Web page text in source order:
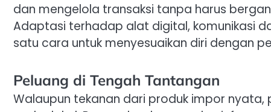
dan mengelola transaksi tanpa harus
Adaptasi terhadap alat digital, komunikasi
satu cara untuk menyesuaikan diri dengan
Peluang di Tengah Tantangan
Walaupun tekanan dari produk impor